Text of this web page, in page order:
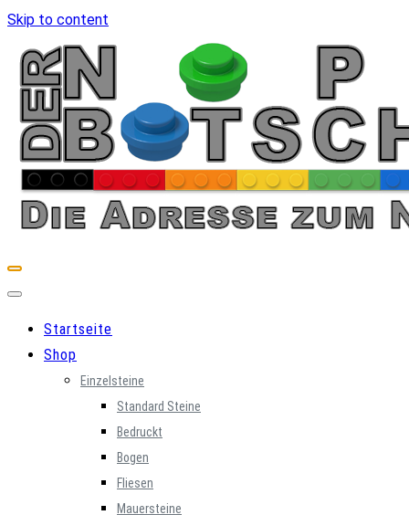
Skip to content
Startseite
Shop
Einzelsteine
Standard Steine
Bedruckt
Bogen
Fliesen
Mauersteine